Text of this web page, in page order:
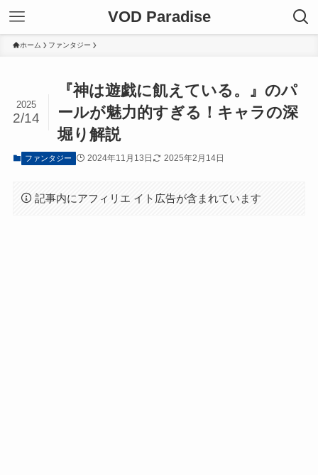
VOD Paradise
ホーム ファンタジー
『神は遊戯に飢えている。』のパ
ールが魅力的すぎる！キャラの深
堀り解説
2025
2/14
ファンタジー 2024年11月13日 2025年2月14日
記事内にアフィリエ イト広告が含まれています